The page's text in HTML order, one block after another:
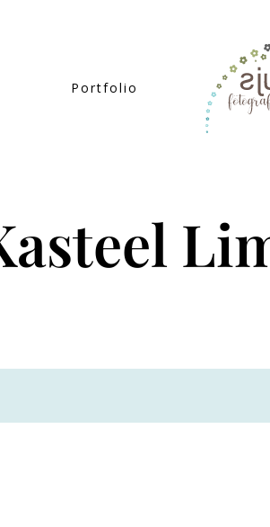
Portfolio